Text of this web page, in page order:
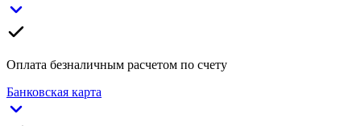
Оплата безналичным расчетом по счету
Банковская карта